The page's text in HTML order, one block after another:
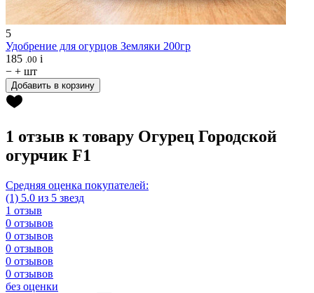
5
Удобрение для огурцов Земляки 200гр
185 .00 i
− + шт
Добавить в корзину
1 отзыв к товару Огурец Городской
огурчик F1
Средняя оценка покупателей:
(1) 5.0 из 5 звезд
1 отзыв
0 отзывов
0 отзывов
0 отзывов
0 отзывов
0 отзывов
без оценки